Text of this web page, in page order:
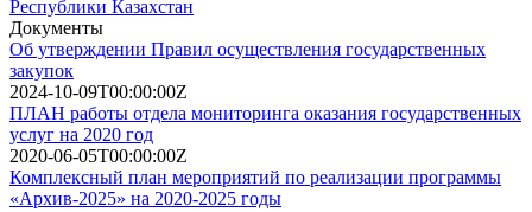
Республики Казахстан
Документы
Об утверждении Правил осуществления государственных
закупок
2024-10-09T00:00:00Z
ПЛАН работы отдела мониторинга оказания государственных
услуг на 2020 год
2020-06-05T00:00:00Z
Комплексный план мероприятий по реализации программы
«Архив-2025» на 2020-2025 годы